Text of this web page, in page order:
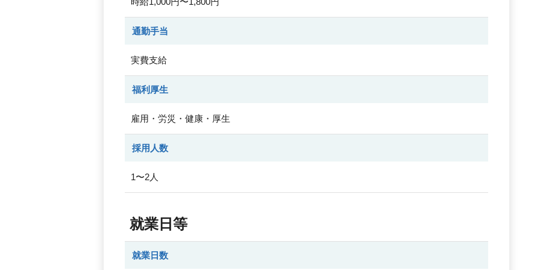
通勤手当
実費支給
福利厚生
雇用・労災・健康・厚生
採用人数
1〜2人
就業日等
就業日数